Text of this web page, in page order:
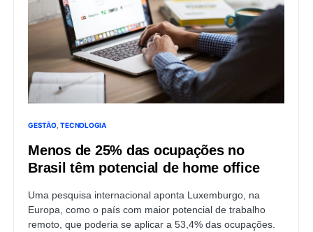
GESTÃO TECNOLOGIA
Menos de 25% das ocupações no
Brasil têm potencial de home office
Uma pesquisa internacional aponta Luxemburgo, na
Europa, como o país com maior potencial de trabalho
remoto, que poderia se aplicar a 53,4% das ocupações.